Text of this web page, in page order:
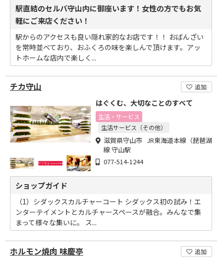
駅直結のセルバ守山内に御座います！女性の方でもお気
軽にご来店ください！
駅からのアクセスも良い隠れ家的なお店です！！ おばんざい
を常時並べており、おふくろの味を楽しんで頂けます。アッ
トホームな店内で楽しく...
チカ守山 追加
はぐくむ、大切なことのすべて
生活・サービス
生活サービス（その他）
滋賀県守山市 JR東海道本線（琵琶湖
線 守山駅
077-514-1244
ショップガイド
（1）シダックスカルチャーコート シダックス初の試み！エ
ンターテイメントとカルチャースペースが融合。みんなで集
まって様々な集いに。 ス...
ホルモン焼肉 味慶亭 追加